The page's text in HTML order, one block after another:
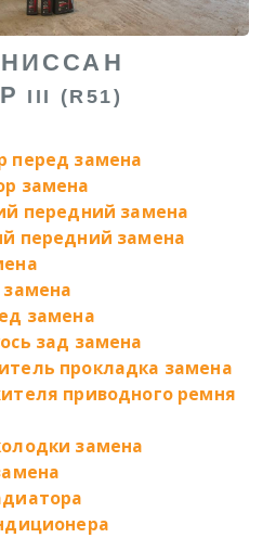
НИССАН
III (R51)
перед замена
замена
передний замена
передний замена
замена
зад замена
прокладка замена
приводного ремня
замена